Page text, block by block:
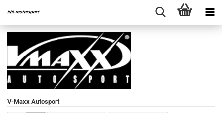
V-Maxx Autosport